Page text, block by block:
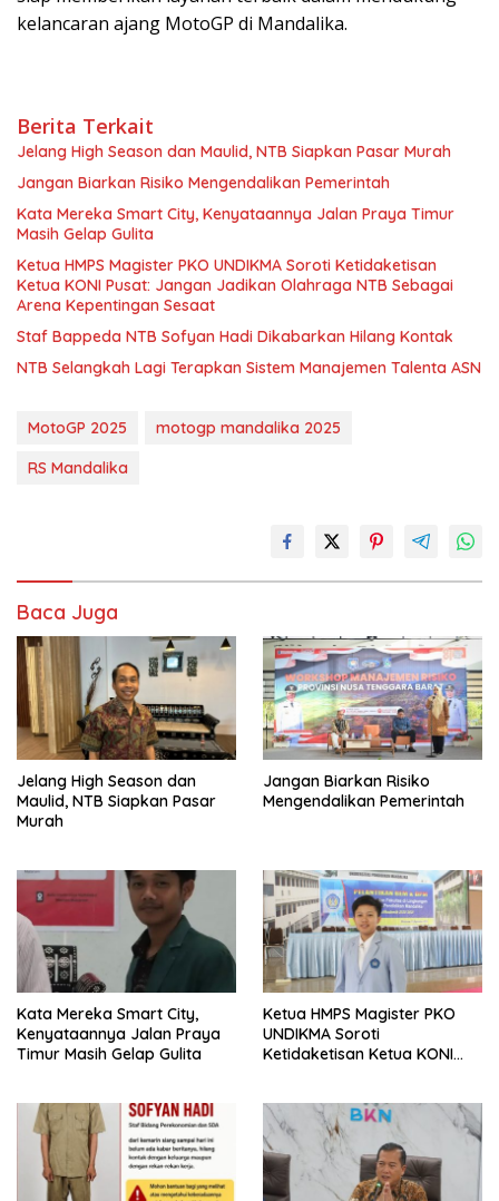
kelancaran ajang MotoGP di Mandalika.
Berita Terkait
Jelang High Season dan Maulid, NTB Siapkan Pasar Murah
Jangan Biarkan Risiko Mengendalikan Pemerintah
Kata Mereka Smart City, Kenyataannya Jalan Praya Timur
Masih Gelap Gulita
Ketua HMPS Magister PKO UNDIKMA Soroti Ketidaketisan
Ketua KONI Pusat: Jangan Jadikan Olahraga NTB Sebagai
Arena Kepentingan Sesaat
Staf Bappeda NTB Sofyan Hadi Dikabarkan Hilang Kontak
NTB Selangkah Lagi Terapkan Sistem Manajemen Talenta ASN
MotoGP 2025
motogp mandalika 2025
RS Mandalika
Baca Juga
Jelang High Season dan
Maulid, NTB Siapkan Pasar
Murah
Jangan Biarkan Risiko
Mengendalikan Pemerintah
Kata Mereka Smart City,
Kenyataannya Jalan Praya
Timur Masih Gelap Gulita
Ketua HMPS Magister PKO
UNDIKMA Soroti
Ketidaketisan Ketua KONI
Arena Kepentingan Sesaat